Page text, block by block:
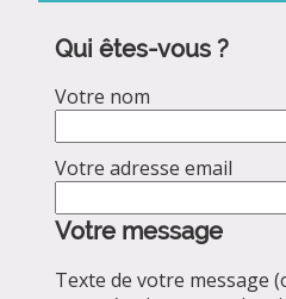
Qui êtes-vous ?
Votre nom
Votre adresse email
Votre message
Texte de votre message